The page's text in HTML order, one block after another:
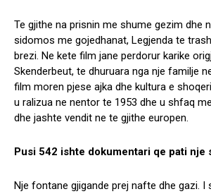
Te gjithe na prisnin me shume gezim dhe
sidomos me gojedhanat, Legjenda te
brezi. Ne kete film jane perdorur karike
Skenderbeut, te dhuruara nga nje familje
film moren pjese ajka dhe kultura e
u ralizua ne nentor te 1953 dhe u shfaq
dhe jashte vendit ne te gjithe europen.
Pusi 542 ishte dokumentari qe pati nje
Nje fontane gjigande prej nafte dhe gazi. I